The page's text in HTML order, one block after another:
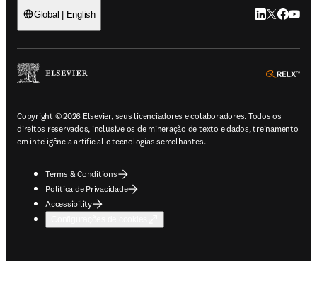
Global | English LinkedIn abre
Twitter
Copyright © 2026 Elsevier, seus licenciadores e colaboradores. Todos os
direitos reservados, inclusive os de mineração de texto e dados, treinamento
em inteligência artificial e tecnologias semelhantes.
Terms & Conditions
Política de Privacidade
Accessibility